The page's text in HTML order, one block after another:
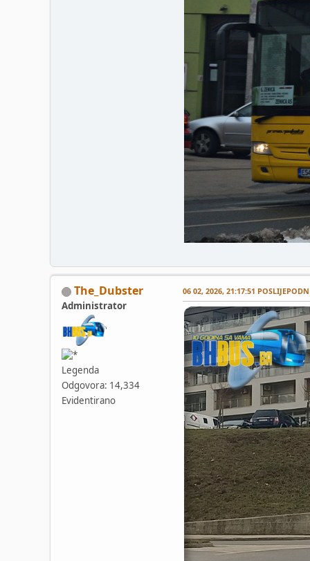
The_Dubster
Administrator
Legenda
Odgovora: 14,334
Evidentirano
06 02, 2026, 21:17:51